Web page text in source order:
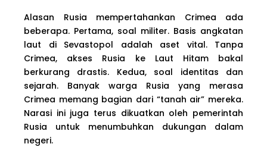
Alasan Rusia mempertahankan Crimea ada
beberapa. Pertama, soal militer. Basis angkatan
laut di Sevastopol adalah aset vital. Tanpa
Crimea, akses Rusia ke Laut Hitam bakal
berkurang drastis. Kedua, soal identitas dan
sejarah. Banyak warga Rusia yang merasa
Crimea memang bagian dari “tanah air” mereka.
Narasi ini juga terus dikuatkan oleh pemerintah
Rusia untuk menumbuhkan dukungan dalam
negeri.